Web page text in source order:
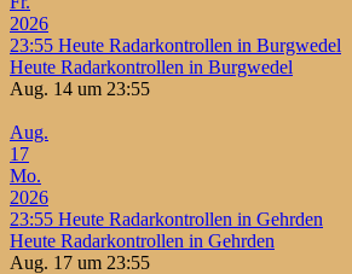
2026
23:55 Heute Radarkontrollen in Burgwedel
Heute Radarkontrollen in Burgwedel
Aug. 14 um 23:55
Aug.
17
Mo.
2026
23:55 Heute Radarkontrollen in Gehrden
Heute Radarkontrollen in Gehrden
Aug. 17 um 23:55